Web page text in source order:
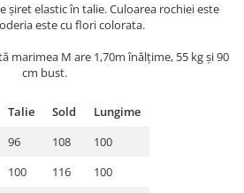
șiret elastic în talie. Culoarea rochiei este
este cu flori colorata.
marimea M are 1,70m înălțime, 55 kg și 90
cm bust.
Talie Sold
Lungime
96 108
100
100 116
100